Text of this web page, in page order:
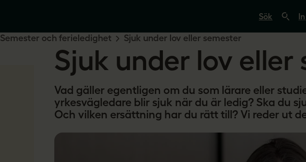
ö
p
s
g
e
s
l
a
Semester och ferieledighet Sjuk under lov eller semester
Sjuk under lov eller
Vad gäller egentligen om du som lärare eller
yrkesvägledare blir sjuk när du är ledig? Ska du
Och vilken ersättning har du rätt till? Vi reder ut